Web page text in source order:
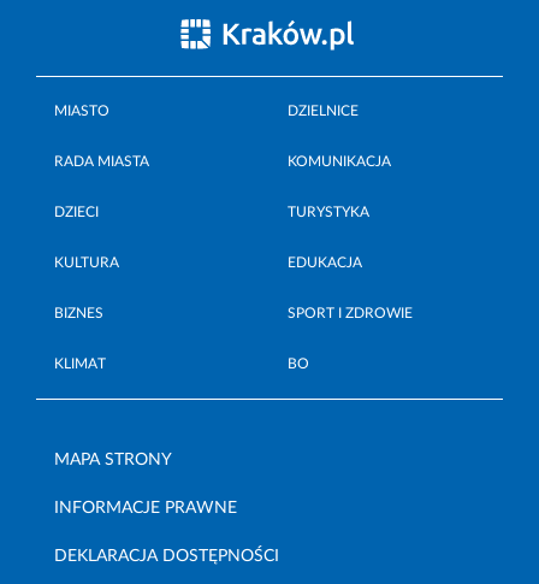
MIASTO DZIELNICE
RADA MIASTA KOMUNIKACJA
DZIECI TURYSTYKA
KULTURA EDUKACJA
BIZNES SPORT I ZDROWIE
KLIMAT BO
MAPA STRONY
INFORMACJE PRAWNE
DEKLARACJA DOSTĘPNOŚCI